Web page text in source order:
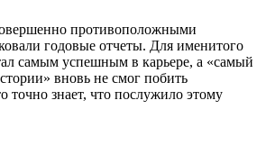
противоположными
годовые отчеты. Для именитого
самым успешным в карьере, а «самый
вновь не смог побить
точно знает, что послужило этому